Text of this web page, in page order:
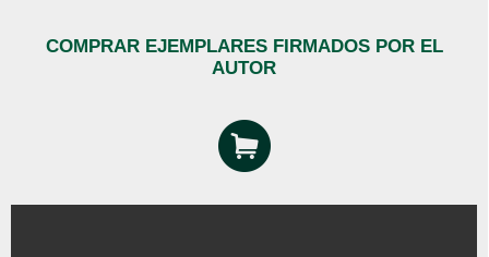
COMPRAR EJEMPLARES FIRMADOS POR EL
AUTOR